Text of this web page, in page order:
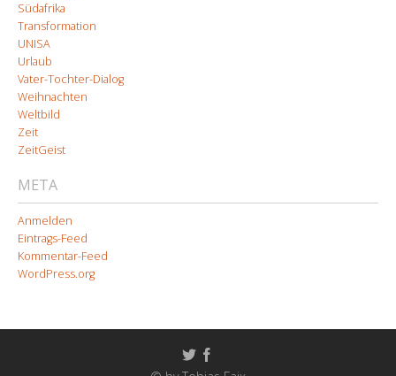
Südafrika
Transformation
UNISA
Urlaub
Vater-Tochter-Dialog
Weihnachten
Weltbild
Zeit
ZeitGeist
META
Anmelden
Eintrags-Feed
Kommentar-Feed
WordPress.org